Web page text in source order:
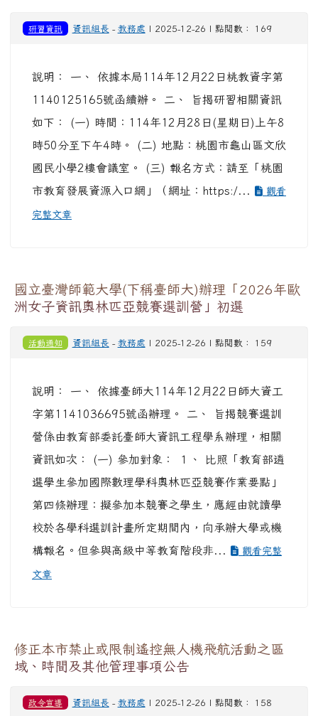
研習資訊 資訊組長 - 教務處 | 2025-12-26 | 點閱數： 169
說明： 一、 依據本局114年12月22日桃教資字第
1140125165號函續辦。 二、 旨揭研習相關資訊
如下： (一) 時間：114年12月28日(星期日)上午8
時50分至下午4時。 (二) 地點：桃園市龜山區文欣
國民小學2樓會議室。 (三) 報名方式：請至「桃園
市教育發展資源入口網」（網址：https:/...
觀看
完整文章
國立臺灣師範大學(下稱臺師大)辦理「2026年歐
洲女子資訊奧林匹亞競賽選訓營」初選
活動通知 資訊組長 - 教務處 | 2025-12-26 | 點閱數： 159
說明： 一、 依據臺師大114年12月22日師大資工
字第1141036695號函辦理。 二、 旨揭競賽選訓
營係由教育部委託臺師大資訊工程學系辦理，相關
資訊如次： (一) 參加對象： １、 比照「教育部遴
選學生參加國際數理學科奧林匹亞競賽作業要點」
第四條辦理：擬參加本競賽之學生，應經由就讀學
校於各學科選訓計畫所定期間內，向承辦大學或機
構報名。但參與高級中等教育階段非...
觀看完整
文章
修正本市禁止或限制遙控無人機飛航活動之區
域、時間及其他管理事項公告
政令宣導 資訊組長 - 教務處 | 2025-12-26 | 點閱數： 158